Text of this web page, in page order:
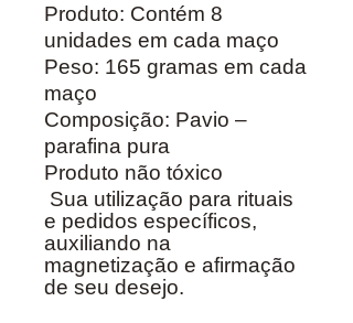
Produto: Contém 8
unidades em cada maço
Peso: 165 gramas em cada
maço
Composição: Pavio –
parafina pura
Produto não tóxico
Sua utilização para rituais
e pedidos específicos,
auxiliando na
magnetização e afirmação
de seu desejo.